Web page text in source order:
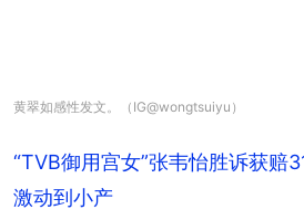
黄翠如感性发文。（IG@wongtsuiyu）
“TVB御用宫女”张韦怡胜诉获
激动到小产